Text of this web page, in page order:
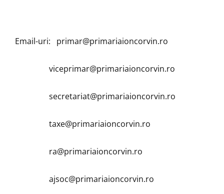
Email-uri: primar@primariaioncorvin.ro
viceprimar@primariaioncorvin.ro
secretariat@primariaioncorvin.ro
taxe@primariaioncorvin.ro
ra@primariaioncorvin.ro
ajsoc@primariaioncorvin.ro